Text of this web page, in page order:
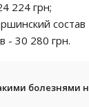
224 грн;
- 30 280 грн.
болезнями